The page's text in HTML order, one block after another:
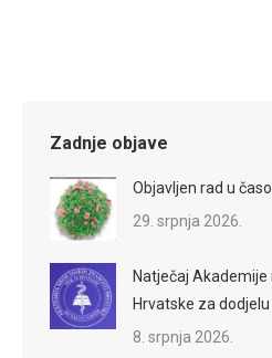
Zadnje objave
Objavljen rad u
29. srpnja 2026.
Natječaj
Hrvatske za
8. srpnja 2026.